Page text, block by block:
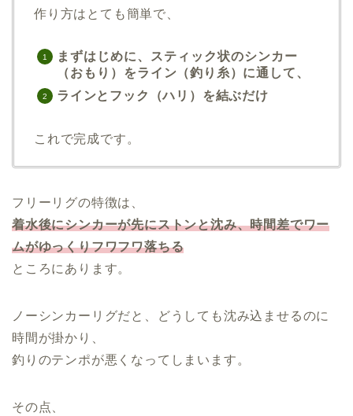
作り方はとても簡単で、
まずはじめに、スティック状のシンカー
（おもり）をライン（釣り糸）に通して、
ラインとフック（ハリ）を結ぶだけ
これで完成です。
フリーリグの特徴は、
着水後にシンカーが先にストンと沈み、時間差でワー
ムがゆっくりフワフワ落ちる
ところにあります。
ノーシンカーリグだと、どうしても沈み込ませるのに
時間が掛かり、
釣りのテンポが悪くなってしまいます。
その点、